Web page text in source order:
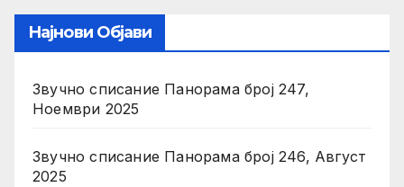
Најнови Објави
Звучно списание Панорама број 247,
Ноември 2025
Звучно списание Панорама број 246, Август
2025